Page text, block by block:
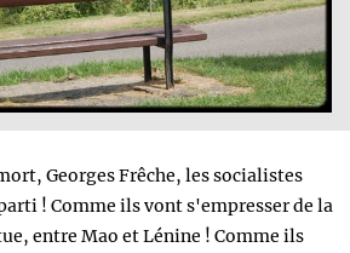
Georges Frêche, les socialistes
! Comme ils vont s'empresser de la
entre Mao et Lénine ! Comme ils